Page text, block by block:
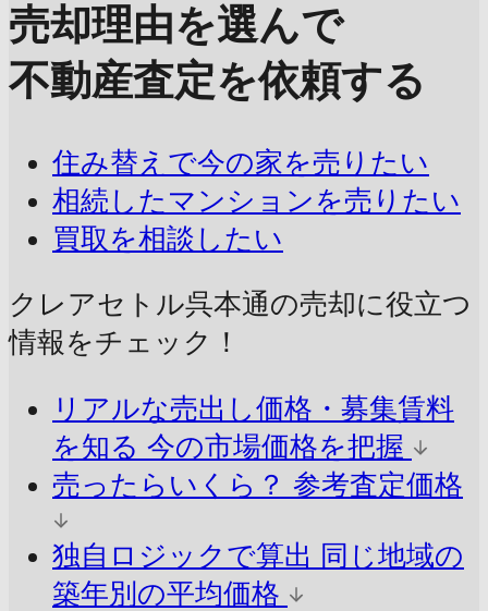
売却理由を選んで
不動産査定を依頼する
住み替えで今の家を売りたい
相続したマンションを売りたい
買取を相談したい
クレアセトル呉本通の売却に役立つ
情報をチェック！
リアルな売出し価格・募集賃料
を知る 今の市場価格を把握
売ったらいくら？ 参考査定価格
独自ロジックで算出 同じ地域の
築年別の平均価格